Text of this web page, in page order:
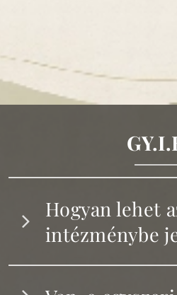
Hogyan lehet
intézménybe
lakcímmel rendelkező